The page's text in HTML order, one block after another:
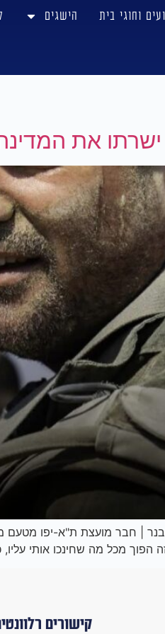
וחוגי בית הישגים
את
| חבר מועצת ת"א-יפו מטעם
הפוך מכל מה שחינכו אותי
קישורים